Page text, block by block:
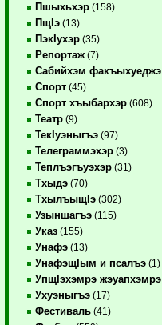
Пшыхьхэр (158)
ПщIэ (13)
ПэкIухэр (35)
Репортаж (7)
Сабийхэм факъыхуеджэ
Спорт (45)
Спорт хъыбархэр (608)
Театр (9)
ТекIуэныгъэ (97)
Телеграммэхэр (3)
Теплъэгъуэхэр (31)
Тхыдэ (70)
ТхылъыщIэ (302)
Узыншагъэ (115)
Указ (155)
Унафэ (13)
УнафэщIым и псалъэ (1)
УпщIэхэмрэ жэуапхэмрэ
Ухуэныгъэ (17)
Фестиваль (41)